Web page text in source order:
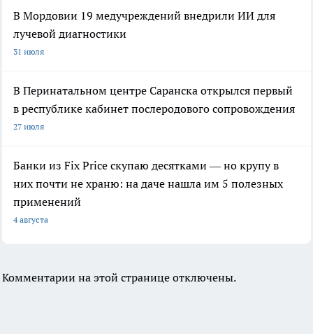
В Мордовии 19 медучреждений внедрили ИИ для
лучевой диагностики
31 июля
В Перинатальном центре Саранска открылся первый
в республике кабинет послеродового сопровождения
27 июля
Банки из Fix Price скупаю десятками — но крупу в
них почти не храню: на даче нашла им 5 полезных
применений
4 августа
Комментарии на этой странице отключены.